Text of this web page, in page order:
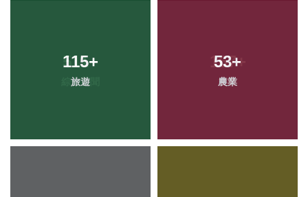
115+
旅遊
53+
農業